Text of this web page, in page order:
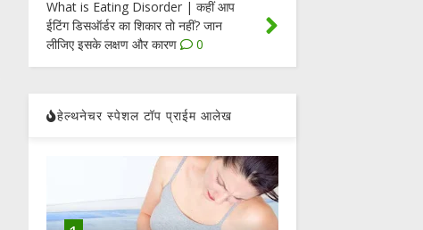
What is Eating Disorder | कहीं आप
ईटिंग डिसऑर्डर का शिकार तो नहीं? जान
लीजिए इसके लक्षण और कारण
0
हेल्थनेचर स्पेशल टॉप प्राईम आलेख